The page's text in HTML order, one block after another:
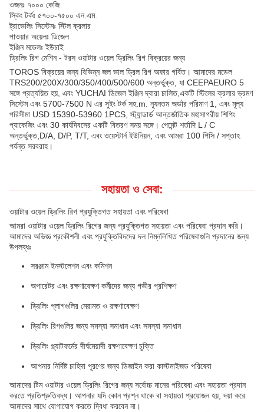
ওজনঃ ৭০০০ কেজি
স্কিং টর্কঃ ৫৭০০-৭৫০০ এন.এম.
ট্রাভেলিং সিস্টেমঃ স্টিল ক্রলার
পাওয়ার অয়েলঃ ডিজেল
ইঞ্জিন মডেলঃ ইউচাই
ড্রিলিং রিগ মেশিন - টরস ওয়াটার ওয়েল ড্রিলিং রিগ বিক্রয়ের জন্য
TOROS বিক্রয়ের জন্য বিভিন্ন জল ভাল ড্রিল রিগ অফার গর্বিত। আমাদের মডেল
TRS200/200X/300/350/400/500/600 অন্তর্ভুক্ত, যা CEEPAEURO 5
সঙ্গে প্রত্যয়িত হয়, এবং YUCHAI ডিজেল ইঞ্জিন দ্বারা চালিত,একটি স্টিলের ক্রলার ভ্রমণ
সিস্টেম এবং 5700-7500 N এর সুইং টর্ক সহ.m. ন্যূনতম অর্ডার পরিমাণ 1, এবং মূল্য
পরিসীমা USD 15390-53960 1PCS, স্ট্যান্ডার্ড আন্তর্জাতিক মহাসাগরীয় শিপিং
প্যাকেজিং এবং 30 কার্যদিবসের একটি বিতরণ সময় সঙ্গে। পেমেন্ট শর্তাদি L / C
অন্তর্ভুক্ত,D/A, D/P, T/T, এবং ওয়েস্টার্ন ইউনিয়ন, এবং আমরা 100 পিসি / সপ্তাহ
পর্যন্ত সরবরাহ।
সহায়তা ও সেবা:
ওয়াটার ওয়েল ড্রিলিং রিগ প্রযুক্তিগত সহায়তা এবং পরিষেবা
আমরা ওয়াটার ওয়েল ড্রিলিং রিগের জন্য প্রযুক্তিগত সহায়তা এবং পরিষেবা প্রদান করি।
আমাদের অভিজ্ঞ প্রকৌশলী এবং প্রযুক্তিবিদদের দল নিম্নলিখিত পরিষেবাগুলি প্রদানের জন্য
উপলব্ধঃ
সরঞ্জাম ইনস্টলেশন এবং কমিশন
অপারেটর এবং রক্ষণাবেক্ষণ কর্মীদের জন্য গভীর প্রশিক্ষণ
ড্রিলিং প্লাগগুলির মেরামত ও রক্ষণাবেক্ষণ
ড্রিলিং রিগগুলির জন্য সমস্যা সমাধান এবং সমস্যা সমাধান
ড্রিলিং প্ল্যাটফর্মের দীর্ঘমেয়াদী রক্ষণাবেক্ষণ চুক্তি
আপনার নির্দিষ্ট চাহিদা পূরণের জন্য ডিজাইন করা কাস্টমাইজড পরিষেবা
আমাদের টিম ওয়াটার ওয়েল ড্রিলিং রিগের জন্য সর্বোচ্চ মানের পরিষেবা এবং সহায়তা প্রদান
করতে প্রতিশ্রুতিবদ্ধ। আপনার যদি কোন প্রশ্ন থাকে বা সহায়তা প্রয়োজন হয়, দয়া করে
আমাদের সাথে যোগাযোগ করতে দ্বিধা করবেন না।